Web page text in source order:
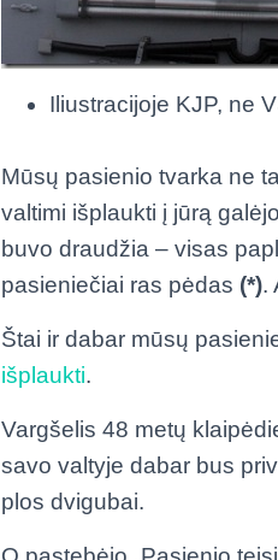
Iliustracijoje KJP, ne
Mūsų pasienio tvarka ne
valtimi išplaukti į jūrą
buvo draudžia – visas
pasieniečiai ras pėdas (*).
Štai ir dabar mūsų
išplaukti.
Vargšelis 48 metų
savo valtyje dabar bus
plos dvigubai.